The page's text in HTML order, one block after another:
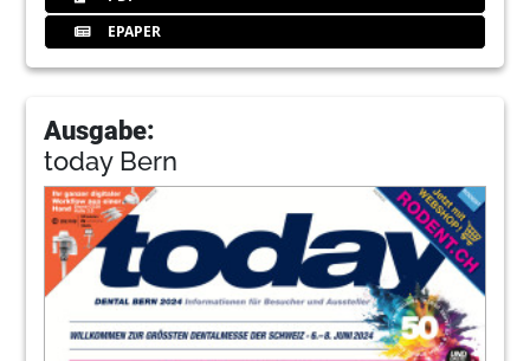
EPAPER
Ausgabe:
today Bern